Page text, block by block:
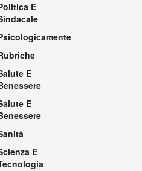
E
E
E
E